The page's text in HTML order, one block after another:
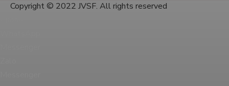
Copyright © 2022 JVSF. All rights reserved